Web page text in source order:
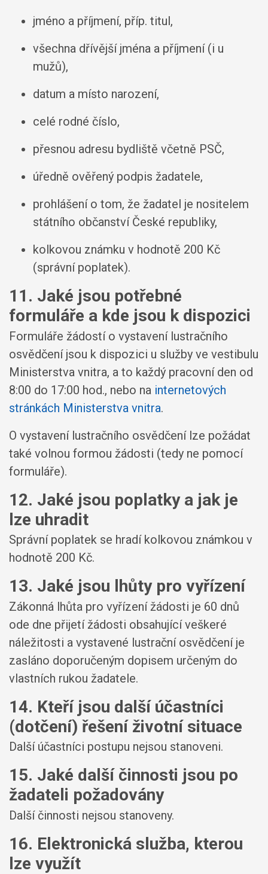
jméno a příjmení, příp. titul,
všechna dřívější jména a příjmení (i u
mužů),
datum a místo narození,
celé rodné číslo,
přesnou adresu bydliště včetně PSČ,
úředně ověřený podpis žadatele,
prohlášení o tom, že žadatel je nositelem
státního občanství České republiky,
kolkovou známku v hodnotě 200 Kč
(správní poplatek).
11. Jaké jsou potřebné
formuláře a kde jsou k dispozici
Formuláře žádostí o vystavení lustračního
osvědčení jsou k dispozici u služby ve vestibulu
Ministerstva vnitra, a to každý pracovní den od
8:00 do 17:00 hod., nebo na internetových
stránkách Ministerstva vnitra.
O vystavení lustračního osvědčení lze požádat
také volnou formou žádosti (tedy ne pomocí
formuláře).
12. Jaké jsou poplatky a jak je
lze uhradit
Správní poplatek se hradí kolkovou známkou v
hodnotě 200 Kč.
13. Jaké jsou lhůty pro vyřízení
Zákonná lhůta pro vyřízení žádosti je 60 dnů
ode dne přijetí žádosti obsahující veškeré
náležitosti a vystavené lustrační osvědčení je
zasláno doporučeným dopisem určeným do
vlastních rukou žadatele.
14. Kteří jsou další účastníci
(dotčení) řešení životní situace
Další účastníci postupu nejsou stanoveni.
15. Jaké další činnosti jsou po
žadateli požadovány
Další činnosti nejsou stanoveny.
16. Elektronická služba, kterou
lze využít